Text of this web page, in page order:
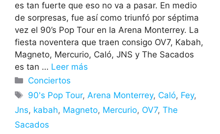
es tan fuerte que eso no va a pasar. En medio
de sorpresas, fue así como triunfó por séptima
vez el 90’s Pop Tour en la Arena Monterrey. La
fiesta noventera que traen consigo OV7, Kabah,
Magneto, Mercurio, Caló, JNS y The Sacados
es tan … Leer más
Categorías
Conciertos
Etiquetas
90's Pop Tour,Arena Monterrey, Caló, Fey,
Jns, kabah, Magneto, Mercurio, OV7, The
Sacados